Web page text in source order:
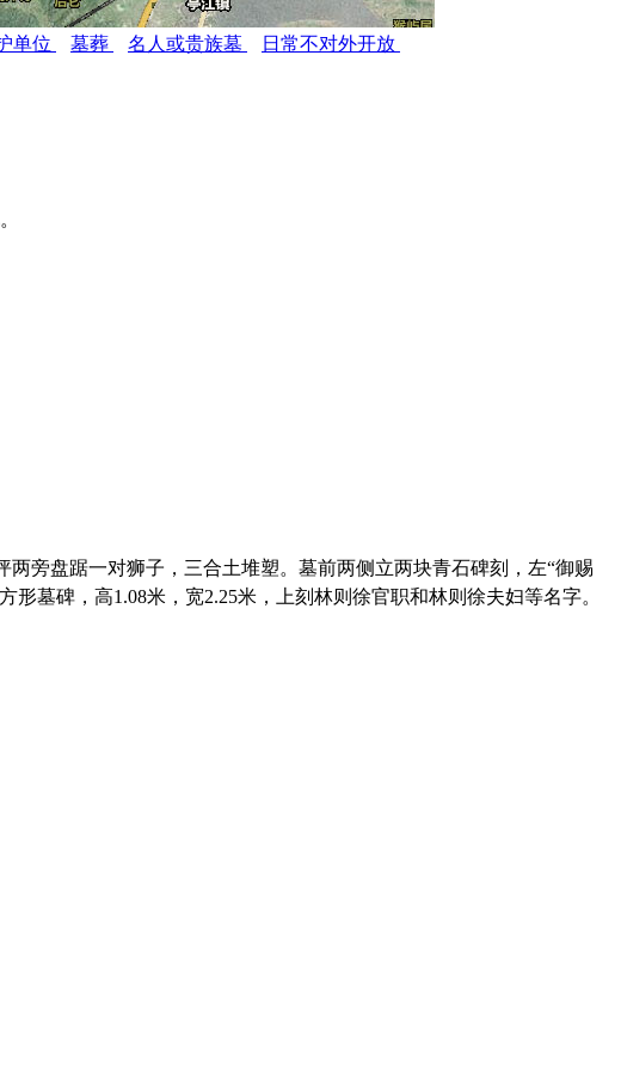
单位 墓葬 名人或贵族墓
日常不对外开放
旁盘踞一对狮子，三合土堆塑。墓前两侧立两块青石碑刻，左“御赐
墓碑，高1.08米，宽2.25米，上刻林则徐官职和林则徐夫妇等名字。